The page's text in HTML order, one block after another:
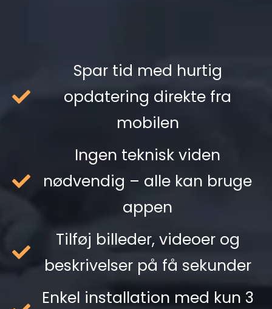
Spar tid med hurtig
opdatering direkte fra
mobilen
Ingen teknisk viden
nødvendig – alle kan bruge
appen
Tilføj billeder, videoer og
beskrivelser på få sekunder
Enkel installation med kun 3